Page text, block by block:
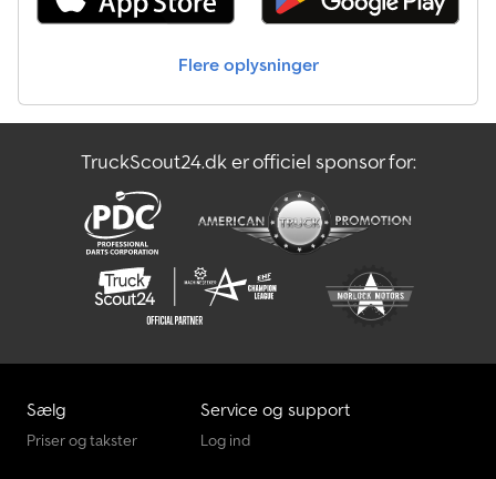
Flere oplysninger
TruckScout24.dk er officiel sponsor for:
Sælg
Priser og takster
Service og support
Log ind